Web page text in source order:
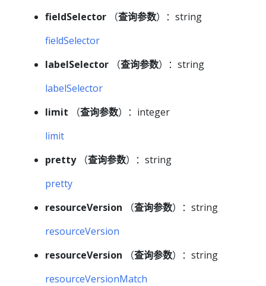
fieldSelector （查询参数）：string
fieldSelector
labelSelector （查询参数）：string
labelSelector
limit （查询参数）：integer
limit
pretty（查询参数）：string
pretty
resourceVersion （查询参数）：string
resourceVersion
resourceVersion （查询参数）：string
resourceVersionMatch